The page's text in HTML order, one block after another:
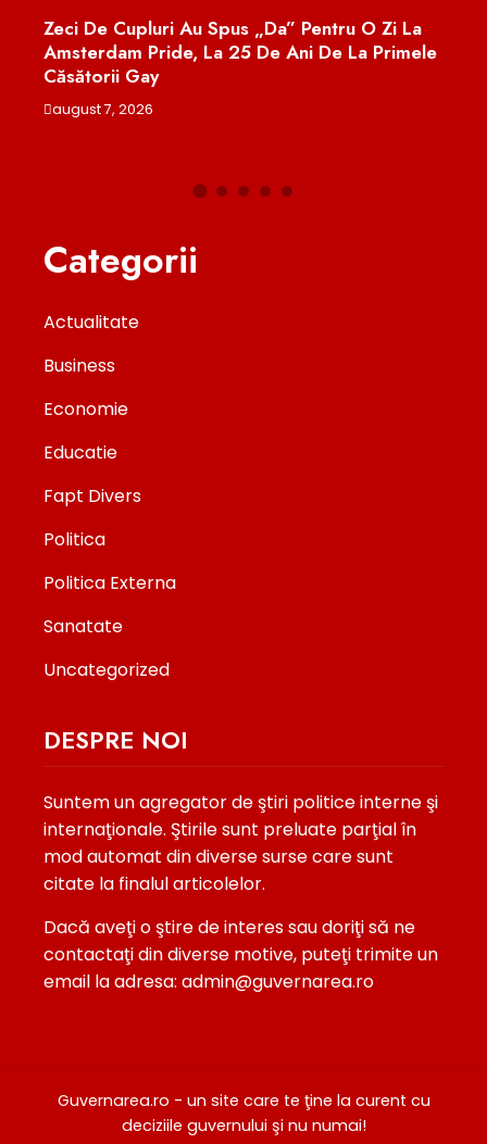
Zi La
După 25 De Ani, Terapia Hormonală În
Menopauză Este Reevaluată: Ce Spun Noile
Date
august 6, 2026
Categorii
Actualitate
Business
Economie
Educatie
Fapt Divers
Politica
Politica Externa
Sanatate
Uncategorized
DESPRE NOI
Suntem un agregator de ştiri politice interne şi
internaţionale. Ştirile sunt preluate parţial în
mod automat din diverse surse care sunt
citate la finalul articolelor.
Dacă aveţi o ştire de interes sau doriţi să ne
contactaţi din diverse motive, puteţi trimite un
email la adresa: admin@guvernarea.ro
Guvernarea.ro - un site care te ţine la curent cu
deciziile guvernului şi nu numai!